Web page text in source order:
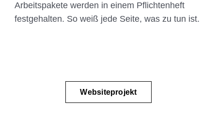
Arbeitspakete werden in einem Pflichtenheft
festgehalten. So weiß jede Seite, was zu tun ist.
Websiteprojekt